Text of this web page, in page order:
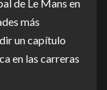
de Le Mans en
más
un capítulo
en las carreras